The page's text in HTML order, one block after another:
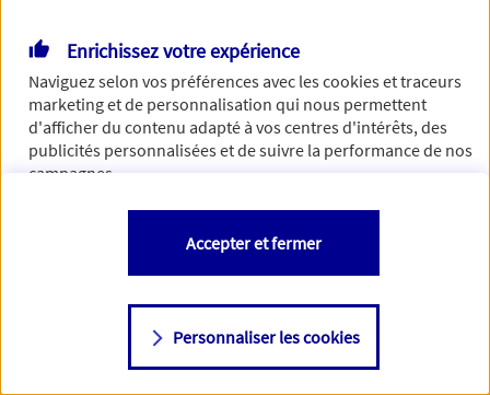
Enrichissez votre expérience
Naviguez selon vos préférences avec lescookies et traceurs
marketing et de personnalisation qui nous permettent
d'afficher du contenu adapté à vos centres d'intérêts, des
publicités personnalisées et de suivre la performance de nos
campagnes.
Vous êtes libre de les accepter, de les refuser comme de
changer d'avis à tout moment en allant sur
Consulter notre politique decookies
Personnaliser les cookies
Accepter et fermer